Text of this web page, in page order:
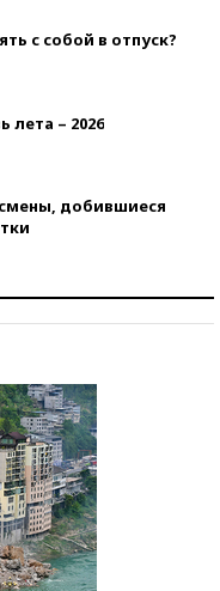
с собой в отпуск?
лета – 2026
добившиеся